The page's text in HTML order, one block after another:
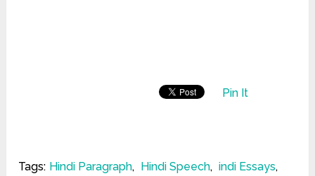
Pin It
Tags: Hindi Paragraph, Hindi Speech, indi Essays,